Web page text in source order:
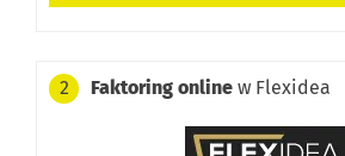
Czas wypłaty środków (do 24h) jest
oferujących automatyczny faktoring
2 Faktoring online w Flexidea